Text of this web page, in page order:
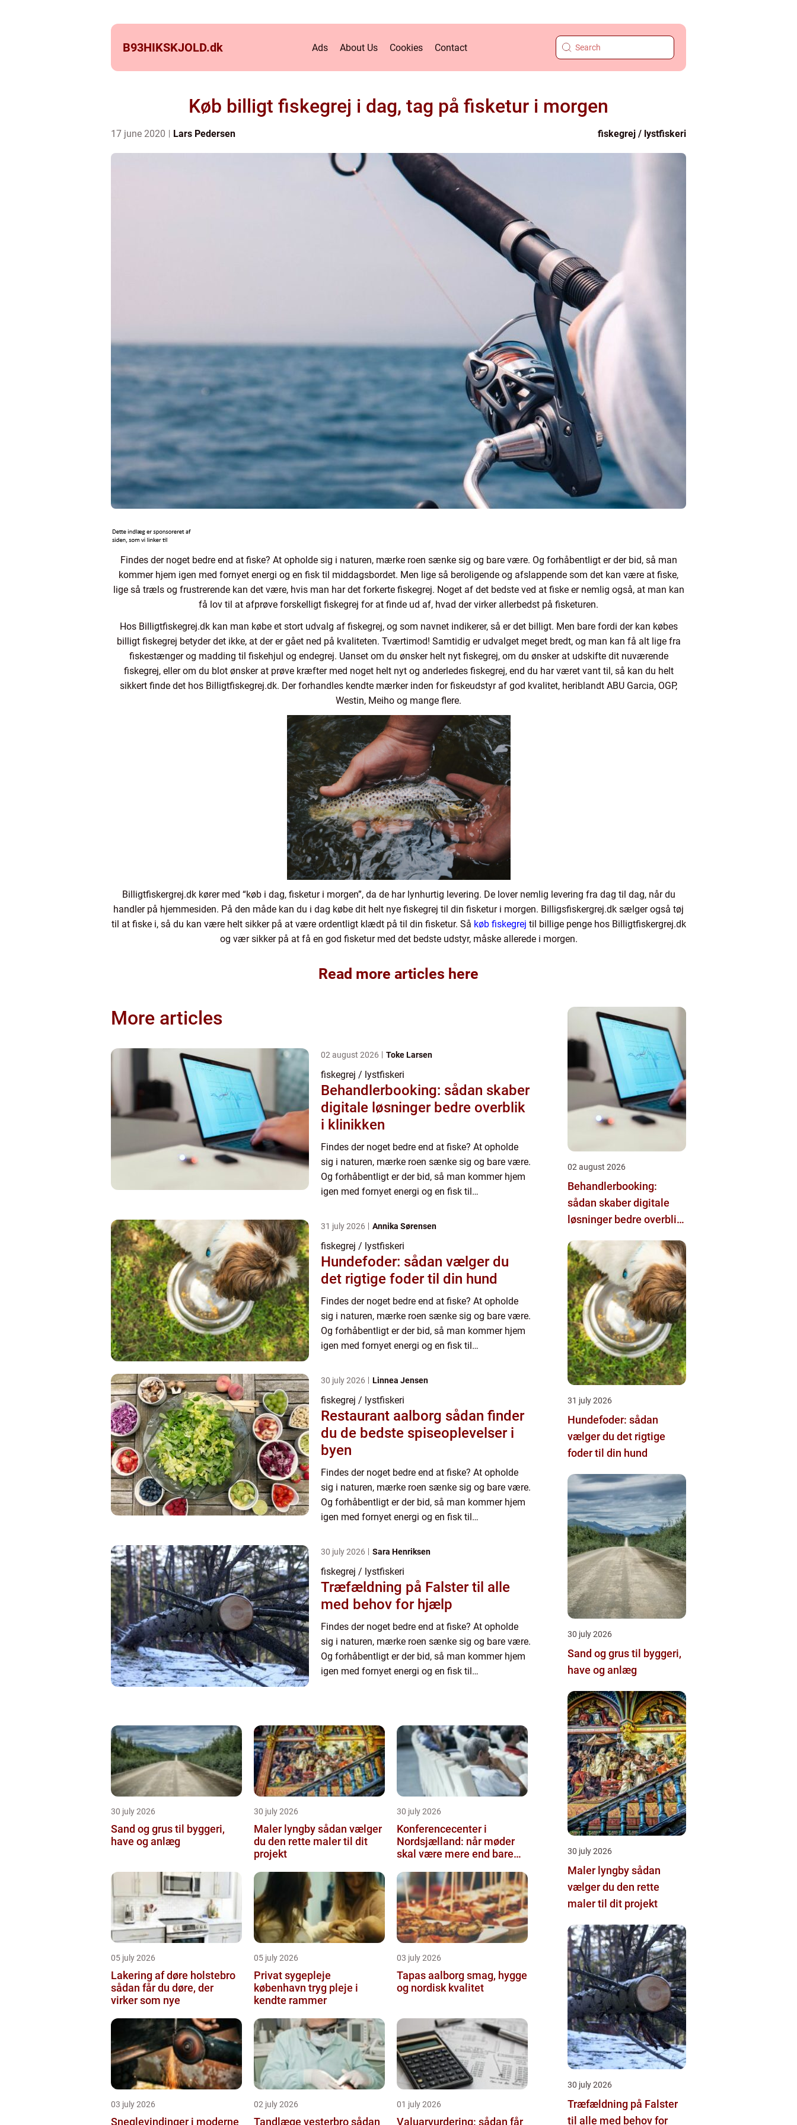
B93HIKSKJOLD.dk Ads About Us Cookies Contact
Køb billigt fiskegrej i dag, tag på fisketur i morgen
17 june 2020 Lars Pedersen fiskegrej / lystfiskeri
Findes der noget bedre end at fiske? At opholde sig i naturen, mærke roen sænke sig og bare være. Og forhåbentligt er der bid, så man
kommer hjem igen med fornyet energi og en fisk til middagsbordet. Men lige så beroligende og afslappende som det kan være at fiske,
lige så træls og frustrerende kan det være, hvis man har det forkerte fiskegrej. Noget af det bedste ved at fiske er nemlig også, at man kan
få lov til at afprøve forskelligt fiskegrej for at finde ud af, hvad der virker allerbedst på fisketuren.
Hos Billigtfiskegrej.dk kan man købe et stort udvalg af fiskegrej, og som navnet indikerer, så er det billigt. Men bare fordi der kan købes
billigt fiskegrej betyder det ikke, at der er gået ned på kvaliteten. Tværtimod! Samtidig er udvalget meget bredt, og man kan få alt lige fra
fiskestænger og madding til fiskehjul og endegrej. Uanset om du ønsker helt nyt fiskegrej, om du ønsker at udskifte dit nuværende
fiskegrej, eller om du blot ønsker at prøve kræfter med noget helt nyt og anderledes fiskegrej, end du har været vant til, så kan du helt
sikkert finde det hos Billigtfiskegrej.dk. Der forhandles kendte mærker inden for fiskeudstyr af god kvalitet, heriblandt ABU Garcia, OGP,
Westin, Meiho og mange flere.
Billigtfiskergrej.dk kører med “køb i dag, fisketur i morgen”, da de har lynhurtig levering. De lover nemlig levering fra dag til dag, når du
handler på hjemmesiden. På den måde kan du i dag købe dit helt nye fiskegrej til din fisketur i morgen. Billigsfiskergrej.dk sælger også tøj
til at fiske i, så du kan være helt sikker på at være ordentligt klædt på til din fisketur. Så køb fiskegrej til billige penge hos Billigtfiskergrej.dk
og vær sikker på at få en god fisketur med det bedste udstyr, måske allerede i morgen.
Read more articles here
More articles
02 august 2026 Toke Larsen
fiskegrej / lystfiskeri
Behandlerbooking: sådan skaber
digitale løsninger bedre overblik
i klinikken
Findes der noget bedre end at fiske? At opholde
sig i naturen, mærke roen sænke sig og bare være.
Og forhåbentligt er der bid, så man kommer hjem
igen med fornyet energi og en fisk til
31 july 2026 Annika Sørensen
fiskegrej / lystfiskeri
Hundefoder: sådan vælger du
det rigtige foder til din hund
Findes der noget bedre end at fiske? At opholde
sig i naturen, mærke roen sænke sig og bare være.
Og forhåbentligt er der bid, så man kommer hjem
igen med fornyet energi og en fisk til
30 july 2026 Linnea Jensen
fiskegrej / lystfiskeri
Restaurant aalborg sådan finder
du de bedste spiseoplevelser i
byen
Findes der noget bedre end at fiske? At opholde
sig i naturen, mærke roen sænke sig og bare være.
Og forhåbentligt er der bid, så man kommer hjem
igen med fornyet energi og en fisk til
30 july 2026 Sara Henriksen
fiskegrej / lystfiskeri
Træfældning på Falster til alle
med behov for hjælp
Findes der noget bedre end at fiske? At opholde
sig i naturen, mærke roen sænke sig og bare være.
Og forhåbentligt er der bid, så man kommer hjem
igen med fornyet energi og en fisk til
30 july 2026
Sand og grus til byggeri,
have og anlæg
30 july 2026
Maler lyngby sådan vælger
du den rette maler til dit
projekt
30 july 2026
Konferencecenter i
Nordsjælland: når møder
skal være mere end bare
05 july 2026
Lakering af døre holstebro
sådan får du døre, der
virker som nye
05 july 2026
Privat sygepleje
københavn tryg pleje i
kendte rammer
03 july 2026
Tapas aalborg smag, hygge
og nordisk kvalitet
03 july 2026
Sneglevindinger i moderne
02 july 2026
Tandlæge vesterbro sådan
01 july 2026
Valuarvurdering: sådan får
02 august 2026
Behandlerbooking:
sådan skaber digitale
løsninger bedre overblik
31 july 2026
Hundefoder: sådan
vælger du det rigtige
foder til din hund
30 july 2026
Sand og grus til byggeri,
have og anlæg
30 july 2026
Maler lyngby sådan
vælger du den rette
maler til dit projekt
30 july 2026
Træfældning på Falster
til alle med behov for